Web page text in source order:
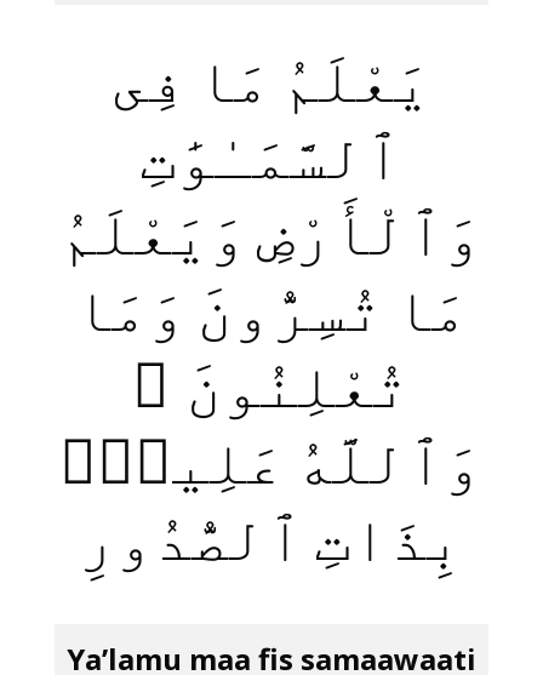
يَعْلَمُ مَا فِى
ٱلسَّمَـٰوَ‌ٰتِ
وَٱلْأَرْضِ وَيَعْلَمُ
مَا تُسِرُّونَ وَمَا
تُعْلِنُونَ ۚ
وَٱللَّهُ عَلِيمٌۢ
بِذَاتِ ٱلصُّدُورِ
Ya’lamu maa fis samaawaati